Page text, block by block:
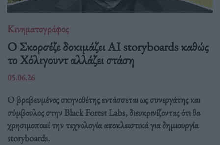
Κινηματογράφος
Ο Σκορσέζε δοκιμάζει AI storyboards καθώς
το Χόλιγουντ αλλάζει στάση
05.06.26
Ο βραβευμένος σκηνοθέτης εντάσσεται ως συνεργάτης και
σύμβουλος στην Black Forest Labs, διευκρινίζοντας ότι θα
χρησιμοποιεί την τεχνολογία αποκλειστικά για δημιουργία
storyboards.